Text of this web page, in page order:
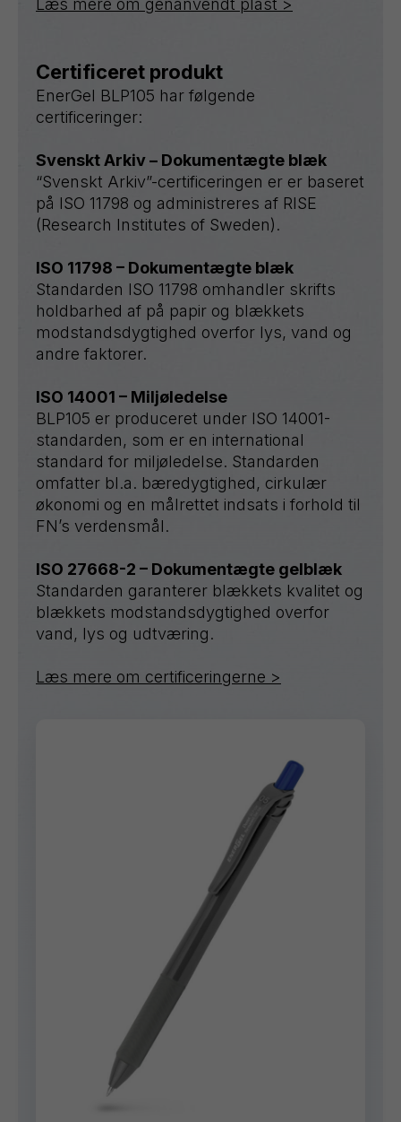
Læs mere om genanvendt plast >
Certificeret produkt
EnerGel BLP105 har følgende
certificeringer:
Svenskt Arkiv – Dokumentægte blæk
“Svenskt Arkiv”-certificeringen er er baseret
på ISO 11798 og administreres af RISE
(Research Institutes of Sweden).
ISO 11798 – Dokumentægte blæk
Standarden ISO 11798 omhandler skrifts
holdbarhed af på papir og blækkets
modstandsdygtighed overfor lys, vand og
andre faktorer.
ISO 14001 – Miljøledelse
BLP105 er produceret under ISO 14001-
standarden, som er en international
standard for miljøledelse. Standarden
omfatter bl.a. bæredygtighed, cirkulær
økonomi og en målrettet indsats i forhold til
FN’s verdensmål.
ISO 27668-2 – Dokumentægte gelblæk
Standarden garanterer blækkets kvalitet og
blækkets modstandsdygtighed overfor
vand, lys og udtværing.
Læs mere om certificeringerne >